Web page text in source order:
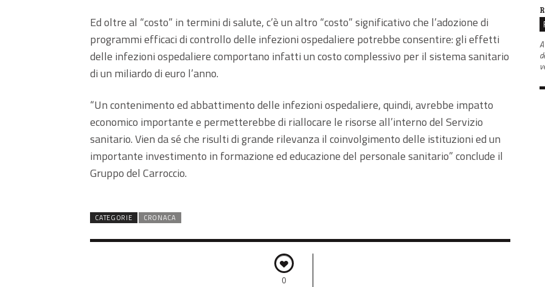
Ed oltre al “costo” in termini di salute, c’è un altro “costo” significativo che l’adozione di
programmi efficaci di controllo delle infezioni ospedaliere potrebbe consentire: gli effetti
delle infezioni ospedaliere comportano infatti un costo complessivo per il sistema sanitario
di un miliardo di euro l’anno.
“Un contenimento ed abbattimento delle infezioni ospedaliere, quindi, avrebbe impatto
economico importante e permetterebbe di riallocare le risorse all’interno del Servizio
sanitario. Vien da sé che risulti di grande rilevanza il coinvolgimento delle istituzioni ed un
importante investimento in formazione ed educazione del personale sanitario” conclude il
Gruppo del Carroccio.
CATEGORIE CRONACA
0